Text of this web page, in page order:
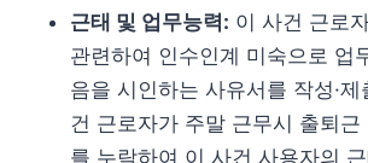
근태 및 업무능력: 이 사건 근로
관련하여 인수인계 미숙으로 업
음을 시인하는 사유서를 작성·
건 근로자가 주말 근무시 출퇴근
를 누락하여 이 사건 사용자의